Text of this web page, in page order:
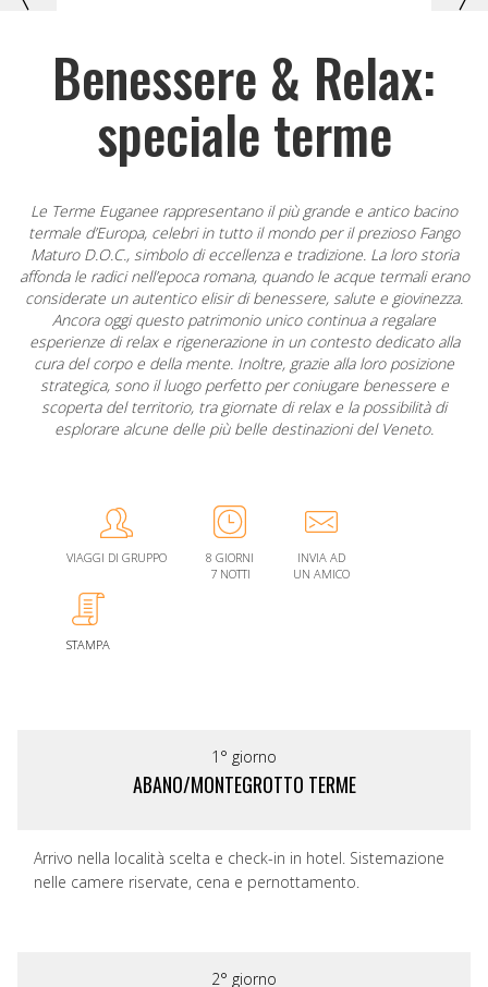
Benessere & Relax:
speciale terme
Le Terme Euganee rappresentano il più grande e antico bacino
termale d’Europa, celebri in tutto il mondo per il prezioso Fango
Maturo D.O.C., simbolo di eccellenza e tradizione. La loro storia
affonda le radici nell’epoca romana, quando le acque termali erano
considerate un autentico elisir di benessere, salute e giovinezza.
Ancora oggi questo patrimonio unico continua a regalare
esperienze di relax e rigenerazione in un contesto dedicato alla
cura del corpo e della mente. Inoltre, grazie alla loro posizione
strategica, sono il luogo perfetto per coniugare benessere e
scoperta del territorio, tra giornate di relax e la possibilità di
esplorare alcune delle più belle destinazioni del Veneto.
VIAGGI DI GRUPPO
8 GIORNI
7 NOTTI
INVIA AD
UN AMICO
STAMPA
1° giorno
ABANO/MONTEGROTTO TERME
Arrivo nella località scelta e check-in in hotel. Sistemazione
nelle camere riservate, cena e pernottamento.
2° giorno